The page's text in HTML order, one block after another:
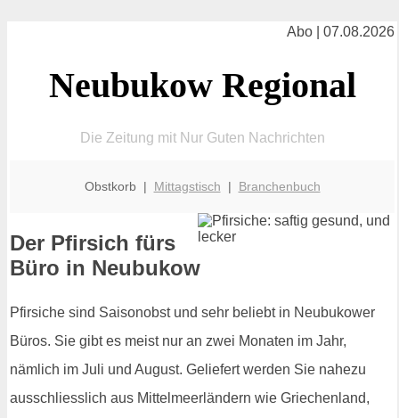
Abo | 07.08.2026
Neubukow Regional
Die Zeitung mit Nur Guten Nachrichten
Obstkorb | Mittagstisch | Branchenbuch
Der Pfirsich fürs
Büro in Neubukow
Pfirsiche sind Saisonobst und sehr beliebt in Neubukower
Büros. Sie gibt es meist nur an zwei Monaten im Jahr,
nämlich im Juli und August. Geliefert werden Sie nahezu
ausschliesslich aus Mittelmeerländern wie Griechenland,